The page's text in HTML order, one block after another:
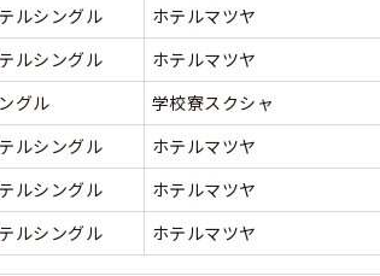
ルシングル ホテルマツヤ
ルシングル ホテルマツヤ
グル 学校寮スクシャ
ルシングル ホテルマツヤ
ルシングル ホテルマツヤ
ルシングル ホテルマツヤ